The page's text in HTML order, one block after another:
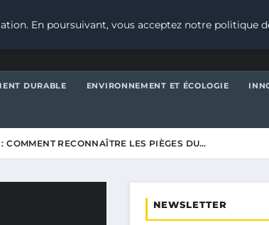
DURABLE ENVIRONNEMENT ET ÉCOLOGIE
COMMENT RECONNAÎTRE LES PIÈGES DU…
NEWSLETTER
En poursuivant, vous acceptez notre politique